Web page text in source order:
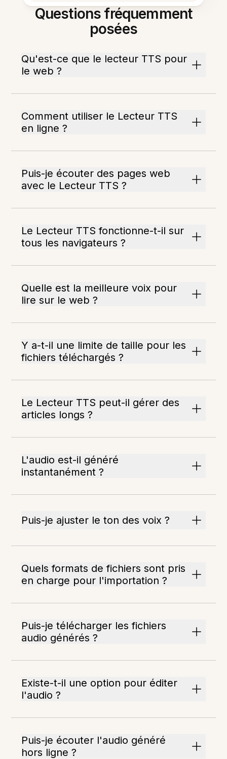
Questions fréquemment
posées
Qu'est-ce que le lecteur TTS pour
le web ?
Comment utiliser le Lecteur TTS
en ligne ?
Puis-je écouter des pages web
avec le Lecteur TTS ?
Le Lecteur TTS fonctionne-t-il sur
tous les navigateurs ?
Quelle est la meilleure voix pour
lire sur le web ?
Y a-t-il une limite de taille pour les
fichiers téléchargés ?
Le Lecteur TTS peut-il gérer des
articles longs ?
L'audio est-il généré
instantanément ?
Puis-je ajuster le ton des voix ?
Quels formats de fichiers sont pris
en charge pour l'importation ?
Puis-je télécharger les fichiers
audio générés ?
Existe-t-il une option pour éditer
l'audio ?
Puis-je écouter l'audio généré
hors ligne ?